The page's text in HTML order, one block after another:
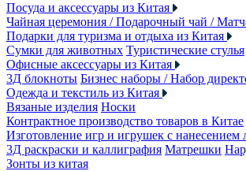
Посуда и аксессуары из Китая
Чайная церемония / Подарочный чай /
Подарки для туризма и отдыха из Китая
Сумки для животных Туристические стулья
Офисные аксессуары из Китая
3Д блокноты Бизнес наборы / Набор
Одежда и текстиль из Китая
Вязаные изделия Носки
Контрактное производство товаров в Китае
Изготовление игр и игрушек с нанесением
3Д раскраски и каллиграфия Матрешки
Зонты из китая